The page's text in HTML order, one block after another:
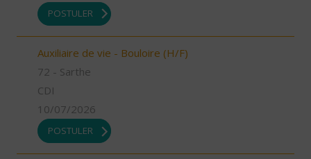
POSTULER
Auxiliaire de vie - Bouloire (H/F)
72 - Sarthe
CDI
10/07/2026
POSTULER